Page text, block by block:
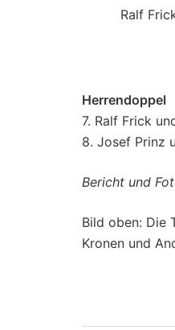
Ralf
Herrendoppel
7. Ralf Frick
8. Josef Prinz
Bericht und
Bild oben: Die
Kronen und